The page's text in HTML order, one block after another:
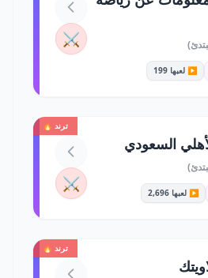
▶️ لعبها 199
⚔️
ترند 🔥
السعودي
▶️ لعبها 2,696 ⚔️
ترند 🔥